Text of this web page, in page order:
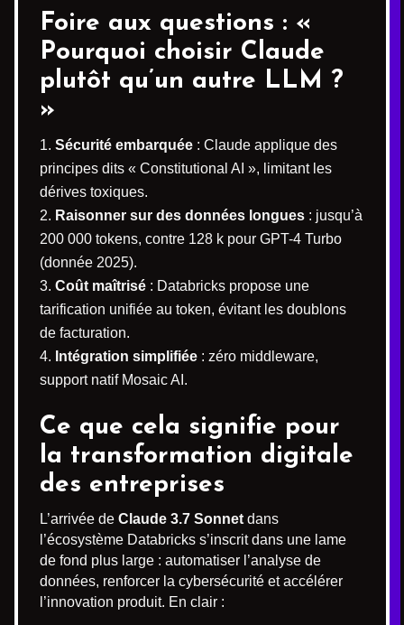
Foire aux questions : «
Pourquoi choisir Claude
plutôt qu’un autre LLM ?
»
Sécurité embarquée : Claude applique des
principes dits « Constitutional AI », limitant les
dérives toxiques.
Raisonner sur des données longues : jusqu’à
200 000 tokens, contre 128 k pour GPT-4 Turbo
(donnée 2025).
Coût maîtrisé : Databricks propose une
tarification unifiée au token, évitant les doublons
de facturation.
Intégration simplifiée : zéro middleware,
support natif Mosaic AI.
Ce que cela signifie pour
la transformation digitale
des entreprises
L’arrivée de Claude 3.7 Sonnet dans
l’écosystème Databricks s’inscrit dans une lame
de fond plus large : automatiser l’analyse de
données, renforcer la cybersécurité et accélérer
l’innovation produit. En clair :